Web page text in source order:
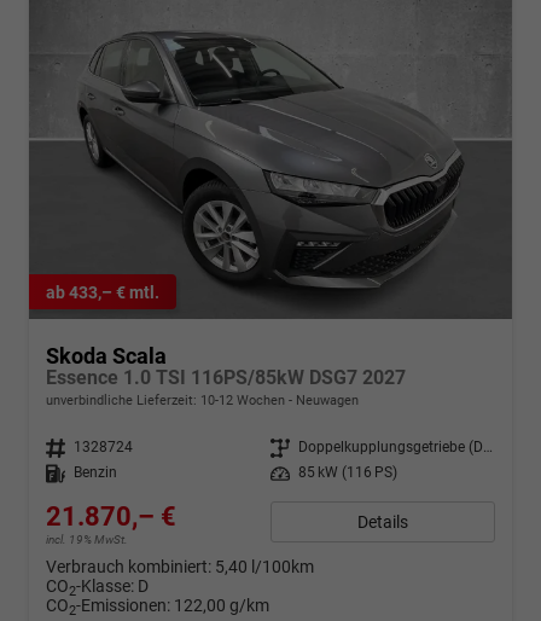
ab 433,– € mtl.
Skoda Scala
Essence 1.0 TSI 116PS/85kW DSG7 2027
unverbindliche Lieferzeit: 10-12 Wochen Neuwagen
Fahrzeugnr. 1328724 Getriebe
Doppelkupplungsgetriebe (DSG)
Kraftstoff
Benzin Leistung 85 kW (116 PS)
21.870,– €
incl. 19% MwSt.
Details
Verbrauch kombiniert: 5,40 l/100km
CO2-Klasse: D
CO2-Emissionen: 122,00 g/km